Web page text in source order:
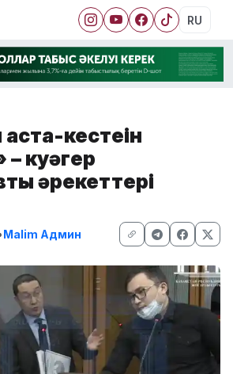
RU
кестеңін
куәгер
әрекеттері
Malim Админ